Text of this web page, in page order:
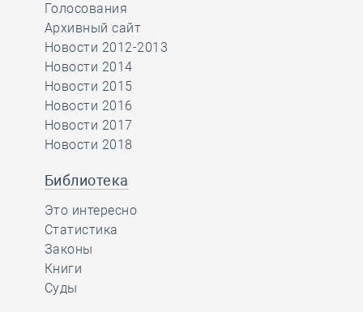
Голосования
Архивный сайт
Новости 2012-2013
Новости 2014
Новости 2015
Новости 2016
Новости 2017
Новости 2018
Библиотека
Это интересно
Статистика
Законы
Книги
Суды